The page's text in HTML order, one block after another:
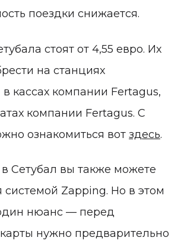
поездки снижается.
стоят от 4,55 евро. Их
на станциях
кассах компании Fertagus,
компании Fertagus. С
ознакомиться вот здесь.
Сетубал вы также можете
системой Zapping. Но в этом
нюанс — перед
нужно предварительно